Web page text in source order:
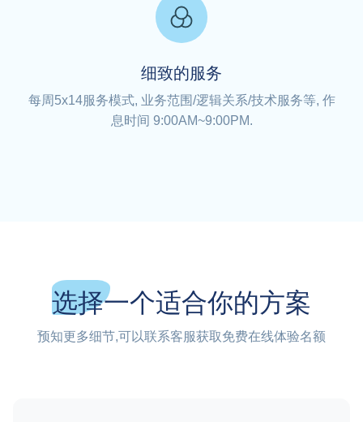
细致的服务
每周5x14服务模式, 业务范围/逻辑关系/技术服务等, 作
息时间 9:00AM~9:00PM.
选择一个适合你的方案
预知更多细节,可以联系客服获取免费在线体验名额